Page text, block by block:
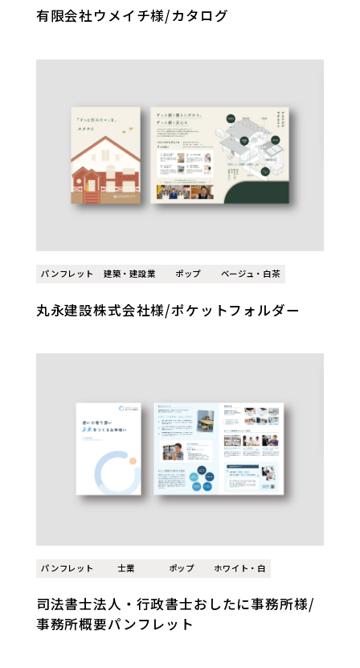
有限会社ウメイチ様/カタログ
パンフレット 建築・建設業 ポップ ベージュ・白茶
丸永建設株式会社様/ポケットフォルダー
パンフレット 士業 ポップ ホワイト・白
司法書士法人・行政書士おしたに事務所様/
事務所概要パンフレット